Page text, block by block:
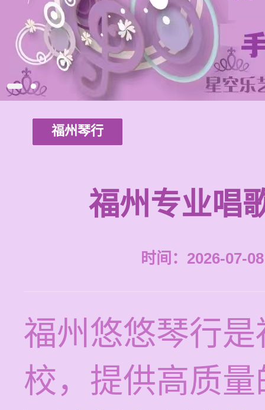
福州琴行
福州专业唱
时间：2026-07-
福州悠悠琴行
校，提供高质